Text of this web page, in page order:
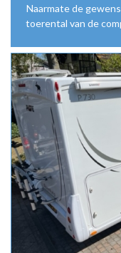
Naarmate de
toerental van de